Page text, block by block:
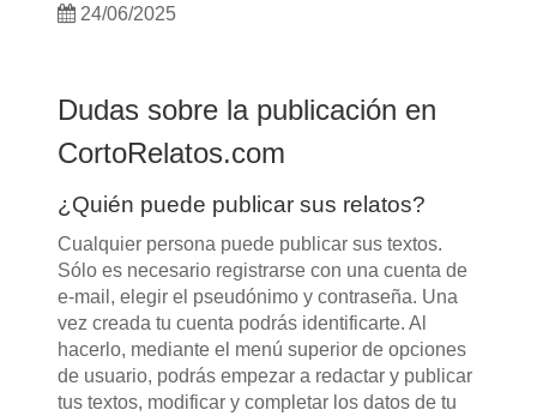
24/06/2025
Dudas sobre la publicación en
CortoRelatos.com
¿Quién puede publicar sus relatos?
Cualquier persona puede publicar sus textos.
Sólo es necesario registrarse con una cuenta de
e-mail, elegir el pseudónimo y contraseña. Una
vez creada tu cuenta podrás identificarte. Al
hacerlo, mediante el menú superior de opciones
de usuario, podrás empezar a redactar y publicar
tus textos, modificar y completar los datos de tu